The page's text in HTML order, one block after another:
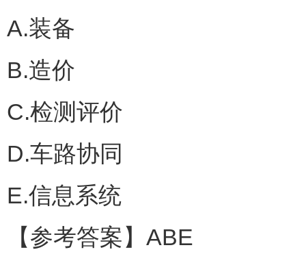
A.装备
B.造价
C.检测评价
D.车路协同
E.信息系统
【参考答案】ABE